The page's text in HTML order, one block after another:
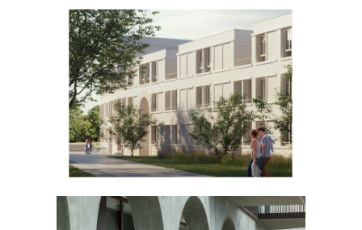
Stadsterras Oude God